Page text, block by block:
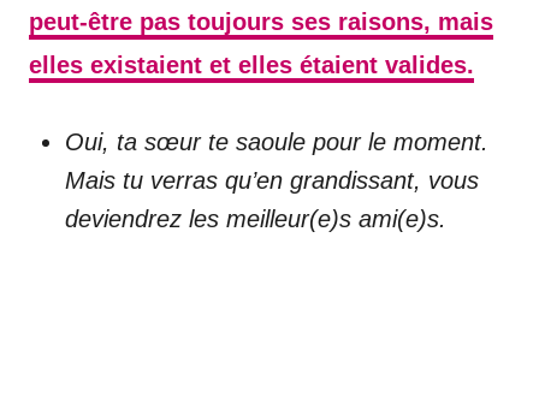
peut-être pas toujours ses raisons, mais
elles existaient et elles étaient valides.
Oui, ta sœur te saoule pour le moment.
Mais tu verras qu’en grandissant, vous
deviendrez les meilleur(e)s ami(e)s.